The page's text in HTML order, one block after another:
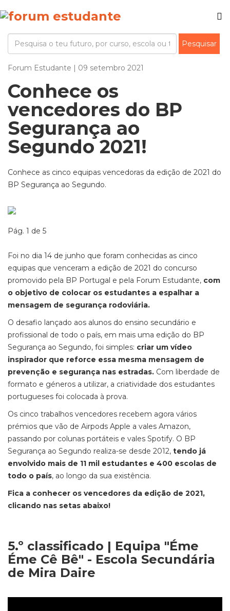
Forum Estudante | 09 setembro 2021
Conhece os
vencedores do BP
Segurança ao
Segundo 2021!
Conhece as cinco equipas vencedoras da edição de 2021 do
BP Segurança ao Segundo.
Pág. 1 de 5
Foi no dia 14 de junho que foram conhecidas as cinco
equipas que venceram a edição de 2021 do concurso
promovido pela BP Portugal e pela Forum Estudante, com
o objetivo de colocar os estudantes a espalhar a
mensagem de segurança rodoviária.
O desafio lançado aos alunos do ensino secundário e
profissional de todo o país, em mais uma edição do BP
Segurança ao Segundo, foi simples: criar um vídeo
inspirador que reforce essa mesma mensagem de
prevenção e segurança nas estradas. Com liberdade de
formato e géneros a utilizar, a criatividade dos estudantes
portugueses foi colocada à prova.
Os cinco trabalhos vencedores recebem agora vários
prémios que vão de Airpods Apple a vales Amazon,
passando por colunas portáteis e vales Spotify. O BP
Segurança ao Segundo realiza-se desde 2012, tendo já
envolvido mais de 11 mil estudantes e 400 escolas de
todo o país, ao longo da sua existência.
Fica a conhecer os vencedores da edição de 2021,
clicando nas setas abaixo!
5.º classificado | Equipa "Éme
Éme Cê Bê" - Escola Secundária
de Mira Daire